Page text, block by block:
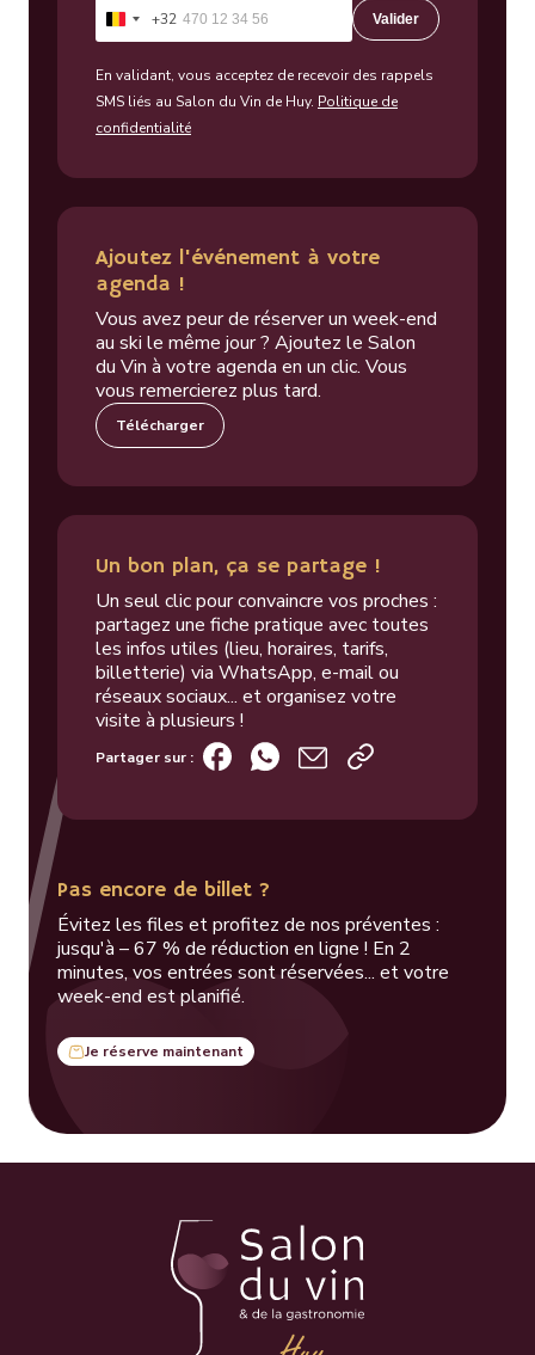
Belgique
+32 Valider
En validant, vous acceptez de recevoir des rappels
SMS liés au Salon du Vin de Huy. Politique de
confidentialité
Ajoutez l'événement à votre
agenda !
Vous avez peur de réserver un week-end
au ski le même jour ? Ajoutez le Salon
du Vin à votre agenda en un clic. Vous
vous remercierez plus tard.
Télécharger
Un bon plan, ça se partage !
Un seul clic pour convaincre vos proches :
partagez une fiche pratique avec toutes
les infos utiles (lieu, horaires, tarifs,
billetterie) via WhatsApp, e-mail ou
réseaux sociaux... et organisez votre
visite à plusieurs !
Partager sur :
Pas encore de billet ?
Évitez les files et profitez de nos préventes :
jusqu'à – 67 % de réduction en ligne ! En 2
minutes, vos entrées sont réservées... et votre
week-end est planifié.
Je réserve maintenant